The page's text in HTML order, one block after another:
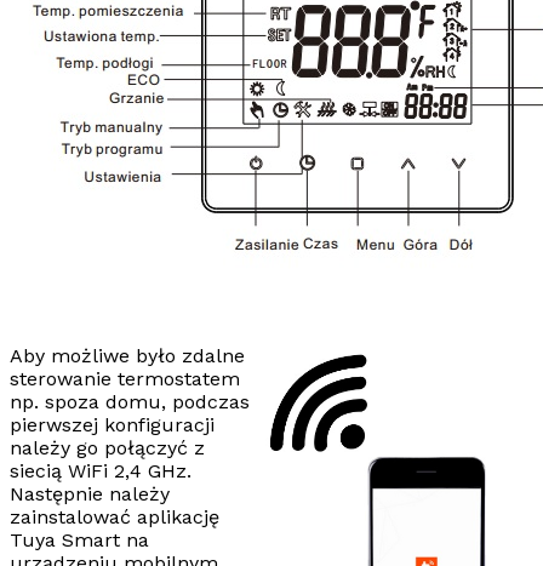
Aby możliwe było zdalne
sterowanie termostatem
np. spoza domu, podczas
pierwszej konfiguracji
należy go połączyć z
siecią WiFi 2,4 GHz.
Następnie należy
zainstalować aplikację
Tuya Smart na